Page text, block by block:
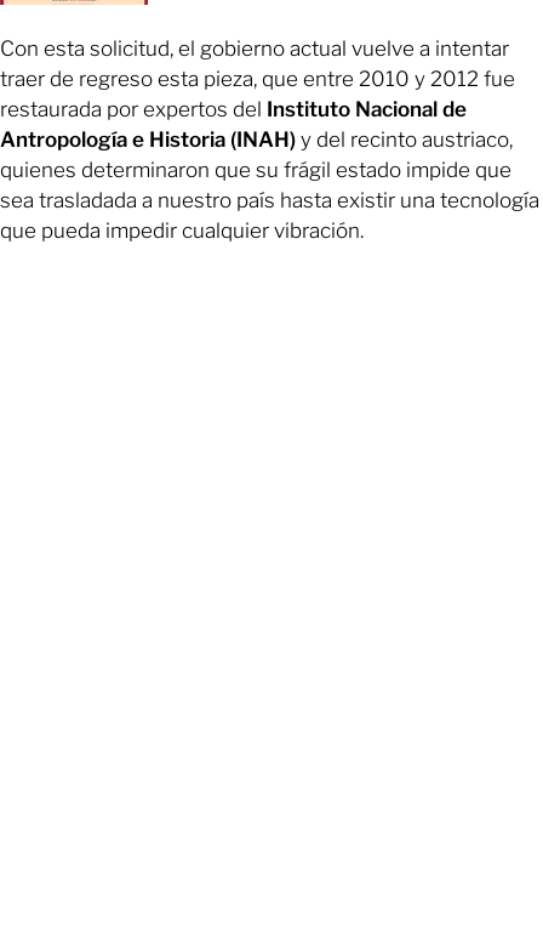
Con esta solicitud, el gobierno actual vuelve a intentar
traer de regreso esta pieza, que entre 2010 y 2012 fue
restaurada por expertos del Instituto Nacional de
Antropología e Historia (INAH) y del recinto austriaco,
quienes determinaron que su frágil estado impide que
sea trasladada a nuestro país hasta existir una tecnología
que pueda impedir cualquier vibración.